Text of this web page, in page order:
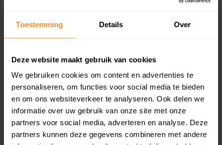
Toestemming Details Over
Deze website maakt gebruik van cookies
We gebruiken cookies om content en advertenties te
personaliseren, om functies voor social media te bieden
en om ons websiteverkeer te analyseren. Ook delen we
informatie over uw gebruik van onze site met onze
partners voor social media, adverteren en analyse. Deze
partners kunnen deze gegevens combineren met andere
Een overzicht van alle verkochte woningen (koopsom
inclusief een jaar lang gratis updates van nieuwe
Bekijk product
Direct leverbaar